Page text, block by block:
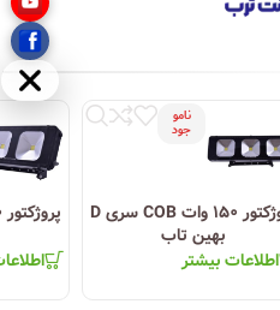
نامو
جود
پروژکتور ۱۵۰ وات COB سری D
بهین تاب
اطلاعات بیشتر